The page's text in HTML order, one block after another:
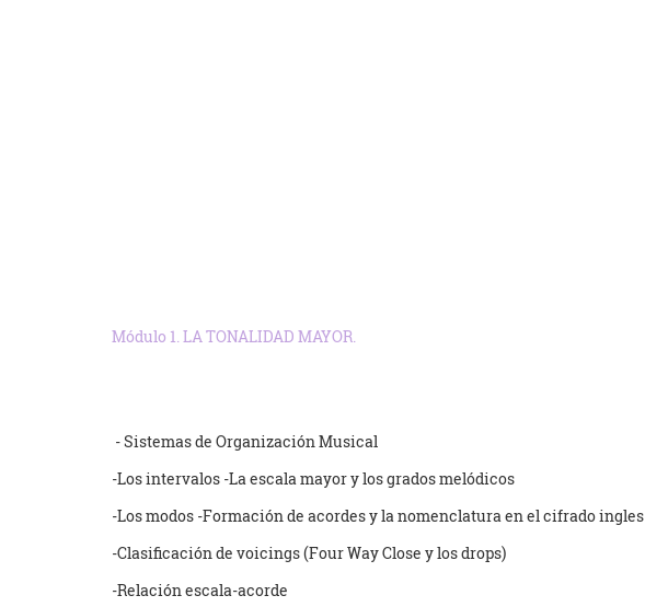
Módulo 1. LA TONALIDAD MAYOR.
- Sistemas de Organización Musical
-Los intervalos -La escala mayor y los grados melódicos
-Los modos -Formación de acordes y la nomenclatura en el cifrado ingles
-Clasificación de voicings (Four Way Close y los drops)
-Relación escala-acorde